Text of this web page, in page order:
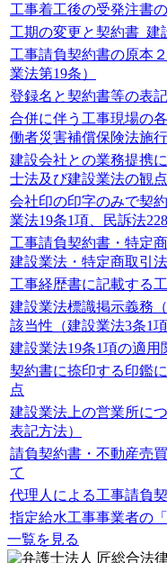
工事着工後の受発注書
工期の変更と契約書_建
工事請負契約書の原本
業法第19条）
登録名と契約書等の表
合併に伴う工事現場の
働者災害補償保険法施
建設会社との業務提携
士法及び建設業法の観点
会社印の印字のみで契
業法19条1項、民訴法228
工事請負契約書・特定
建設業法・特定商取引法
工事経歴書に記載する
建設業法標識掲示義務
該当性（建設業法3条1項
建設業法19条1項の適用
契約書に捺印する印鑑
点
建設業法上の営業所に
表記方法）
請負契約書・不動産売
て
代理人による工事請負
指定給水工事事業者の
一覧を見る